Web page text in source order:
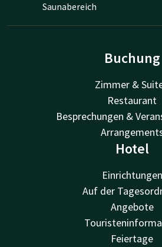
Saunabereich
Buchung
Zimmer &
Restaurant
Besprechungen &
Hotel
Einrichtungen
Auf der
Angebote
Feiertage